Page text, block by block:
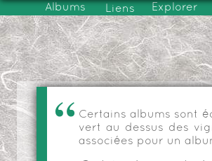
Albums Liens Explorer
Certains albums sont
vert au dessus des
associées pour un